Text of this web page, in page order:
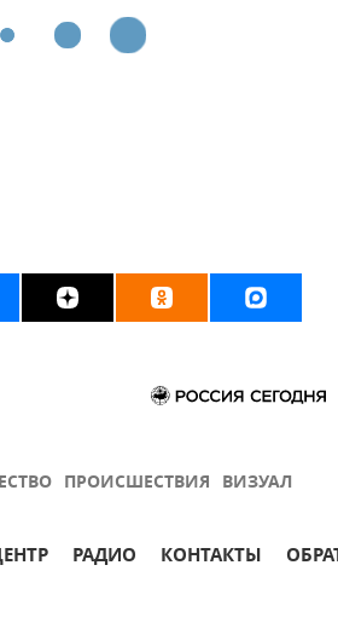
ПРОИСШЕСТВИЯ ВИЗУАЛ
РАДИО КОНТАКТЫ